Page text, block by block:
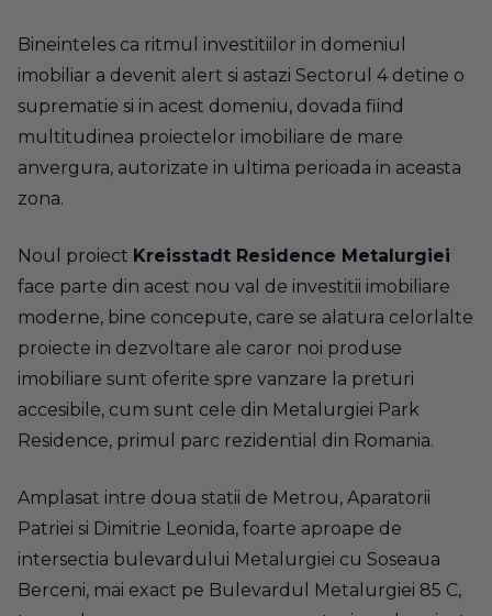
Bineinteles ca ritmul investitiilor in domeniul
imobiliar a devenit alert si astazi Sectorul 4 detine o
suprematie si in acest domeniu, dovada fiind
multitudinea proiectelor imobiliare de mare
anvergura, autorizate in ultima perioada in aceasta
zona.
Noul proiect Kreisstadt Residence Metalurgiei
face parte din acest nou val de investitii imobiliare
moderne, bine concepute, care se alatura celorlalte
proiecte in dezvoltare ale caror noi produse
imobiliare sunt oferite spre vanzare la preturi
accesibile, cum sunt cele din Metalurgiei Park
Residence, primul parc rezidential din Romania.
Amplasat intre doua statii de Metrou, Aparatorii
Patriei si Dimitrie Leonida, foarte aproape de
intersectia bulevardului Metalurgiei cu Soseaua
Berceni, mai exact pe Bulevardul Metalurgiei 85 C,